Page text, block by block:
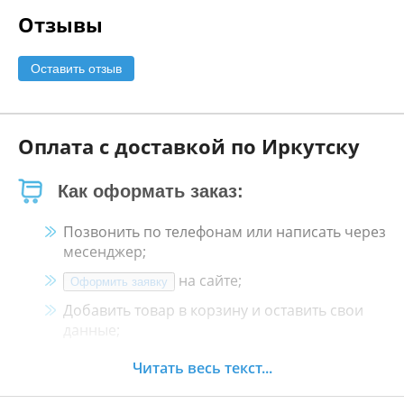
Отзывы
Оставить отзыв
Оплата с доставкой по Иркутску
Как оформать заказ:
Позвонить по телефонам или написать через
месенджер;
Оформить заявку
на сайте;
Добавить товар в корзину и оставить свои
данные;
Менеджер свяжется с Вами в течение 30
Читать весь текст...